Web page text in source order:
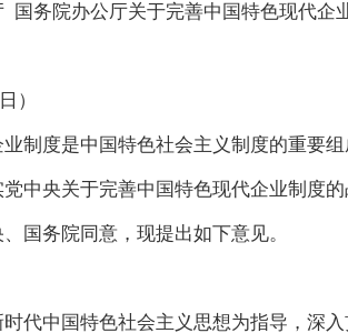
国务院办公厅关于完善中国特色现代企
）
制度是中国特色社会主义制度的重要
中央关于完善中国特色现代企业制度
国务院同意，现提出如下意见。
代中国特色社会主义思想为指导，深